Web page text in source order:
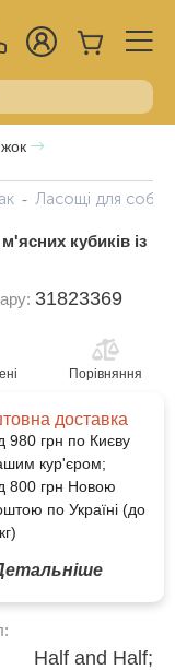
Ласощі для собак
кубиків із
31823369
Порівняння
доставка
980 грн по Києву
кур'єром;
800 грн Новою
по Україні (до
Half and Half;